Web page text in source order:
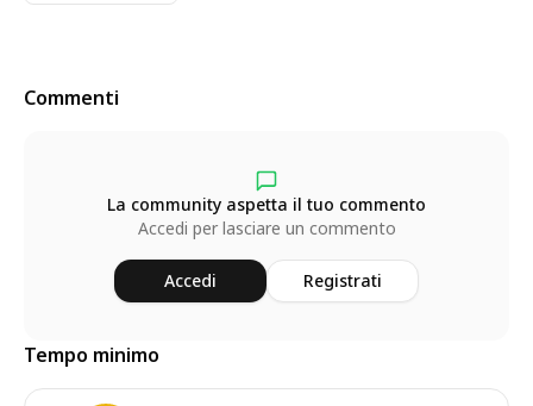
Commenti
La community aspetta il tuo commento
Accedi per lasciare un commento
Accedi Registrati
Tempo minimo